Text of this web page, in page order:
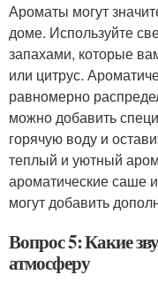
Ароматы могут
доме. Используйте
запахами, которые
или цитрус.
равномерно
можно добавить
горячую воду и
теплый и уютный
ароматические саше
могут добавить
Вопрос 5: Какие
атмосферу